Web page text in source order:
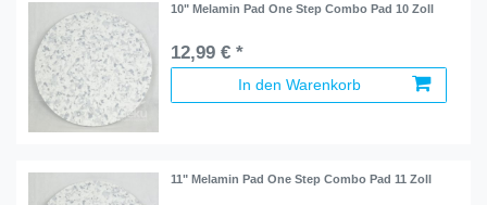
10" Melamin Pad One Step Combo Pad 10 Zoll
12,99 € *
In den Warenkorb
11" Melamin Pad One Step Combo Pad 11 Zoll